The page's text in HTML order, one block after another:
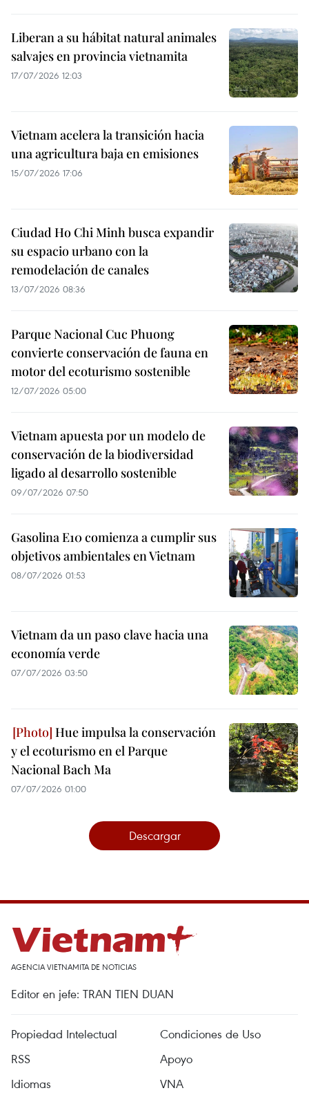
Liberan a su hábitat natural animales
salvajes en provincia vietnamita
17/07/2026 12:03
Vietnam acelera la transición hacia
una agricultura baja en emisiones
15/07/2026 17:06
Ciudad Ho Chi Minh busca expandir
su espacio urbano con la
remodelación de canales
13/07/2026 08:36
Parque Nacional Cuc Phuong
convierte conservación de fauna en
motor del ecoturismo sostenible
12/07/2026 05:00
Vietnam apuesta por un modelo de
conservación de la biodiversidad
ligado al desarrollo sostenible
09/07/2026 07:50
Gasolina E10 comienza a cumplir sus
objetivos ambientales en Vietnam
08/07/2026 01:53
Vietnam da un paso clave hacia una
economía verde
07/07/2026 03:50
Hue impulsa la conservación
y el ecoturismo en el Parque
Nacional Bach Ma
07/07/2026 01:00
Descargar
AGENCIA VIETNAMITA DE NOTICIAS
Editor en jefe: TRAN TIEN DUAN
Propiedad Intelectual
Condiciones de Uso
RSS
Apoyo
Idiomas
VNA